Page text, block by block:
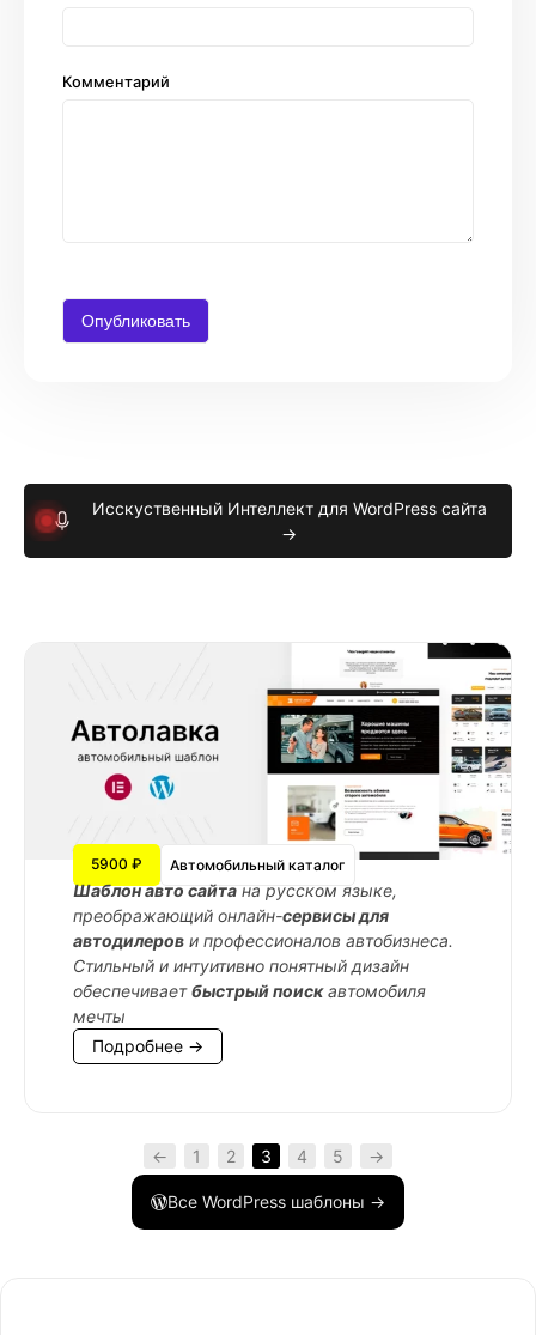
Комментарий
Исскуственный Интеллект для WordPress сайта
→
5900 ₽ Автомобильный каталог
Шаблон авто сайта на русском языке,
преображающий онлайн-сервисы для
автодилеров и профессионалов автобизнеса.
Стильный и интуитивно понятный дизайн
обеспечиваетбыстрый поискавтомобиля
мечты
Подробнее →
← 1 2 3 4 5 →
Все WordPress шаблоны →